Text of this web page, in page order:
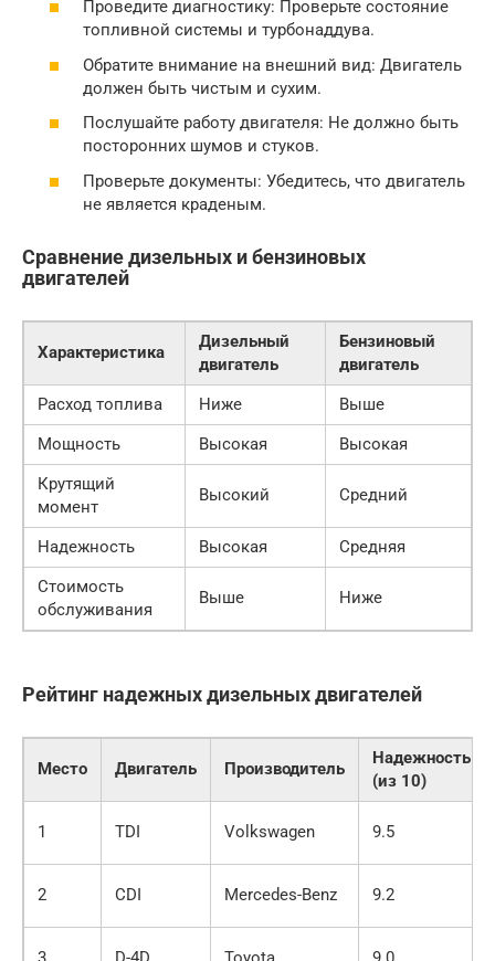
Проведите диагностику: Проверьте состояние
топливной системы и турбонаддува.
Обратите внимание на внешний вид: Двигатель
должен быть чистым и сухим.
Послушайте работу двигателя: Не должно быть
посторонних шумов и стуков.
Проверьте документы: Убедитесь, что двигатель
не является краденым.
Сравнение дизельных и бензиновых
двигателей
Характеристика
Дизельный
двигатель
Бензиновый
двигатель
Расход топлива
Ниже
Выше
Мощность
Высокая
Высокая
Крутящий
момент
Высокий Средний
Надежность Высокая
Средняя
Стоимость
обслуживания
Выше Ниже
Рейтинг надежных дизельных двигателей
Место Двигатель Производитель
Надежность
(из 10)
1 TDI Volkswagen 9.5
2 CDI Mercedes-Benz 9.2